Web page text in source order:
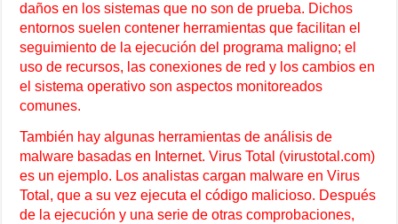
daños en los sistemas que no son de prueba. Dichos
entornos suelen contener herramientas que facilitan el
seguimiento de la ejecución del programa maligno; el
uso de recursos, las conexiones de red y los cambios en
el sistema operativo son aspectos monitoreados
comunes.
También hay algunas herramientas de análisis de
malware basadas en Internet. Virus Total (virustotal.com)
es un ejemplo. Los analistas cargan malware en Virus
Total, que a su vez ejecuta el código malicioso. Después
de la ejecución y una serie de otras comprobaciones,